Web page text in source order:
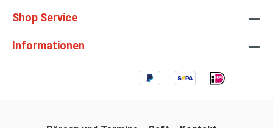
Shop Service
Informationen